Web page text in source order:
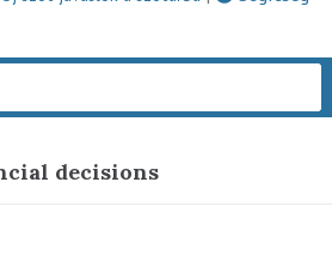
decisions